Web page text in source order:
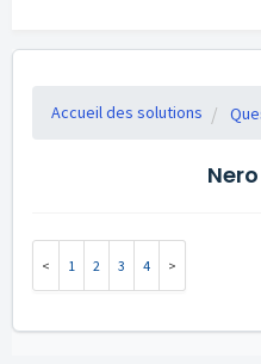
Accueil des solutions
1 2 3 4